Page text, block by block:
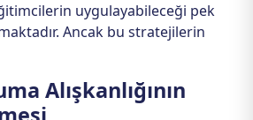
uygulayabileceği pek
Ancak bu stratejilerin
Alışkanlığının